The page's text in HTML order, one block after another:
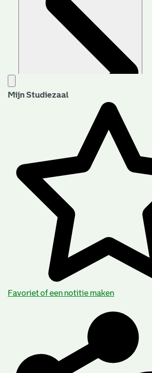
Aanwijzingen voor de gebruiker
Mijn Studiezaal
Favoriet of een notitie maken